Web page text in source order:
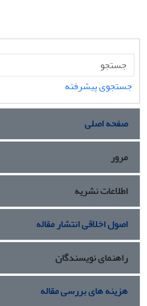
جستجوی پیشرفته
صفحه اصلی
مرور
اطلاعات نشریه
اصول اخلاقی انتشار مقاله
راهنمای نویسندگان
هزینه های بررسی مقاله